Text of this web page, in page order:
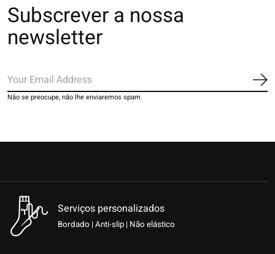
Subscrever a nossa
newsletter
Não se preocupe, não lhe enviaremos spam.
Serviços personalizados
Bordado | Anti-slip | Não elástico